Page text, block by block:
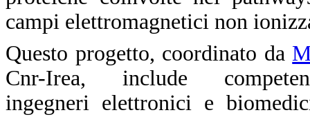
campi elettromagnetici non
Questo progetto, coordinato da
Cnr-Irea, include
ingegneri elettronici e